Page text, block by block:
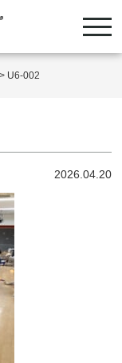
> U6-002
2026.04.20